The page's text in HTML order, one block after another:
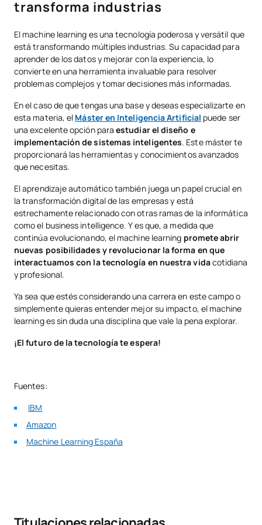
transforma industrias
El machine learning es una tecnología poderosa y versátil que
está transformando múltiples industrias. Su capacidad para
aprender de los datos y mejorar con la experiencia, lo
convierte en una herramienta invaluable para resolver
problemas complejos y tomar decisiones más informadas.
En el caso de que tengas una base y deseas especializarte en
esta materia, el Máster en Inteligencia Artificial puede ser
una excelente opción paraestudiar el diseño e
implementación de sistemas inteligentes. Este máster te
proporcionará las herramientas y conocimientos avanzados
que necesitas.
El aprendizaje automático también juega un papel crucial en
la transformación digital de las empresas y está
estrechamente relacionado con otras ramas de la informática
como el business intelligence. Y es que, a medida que
continúa evolucionando, el machine learning promete abrir
nuevas posibilidades y revolucionar la forma en que
interactuamos con la tecnología en nuestra vidacotidiana
y profesional.
Ya sea que estés considerando una carrera en este campo o
simplemente quieras entender mejor su impacto, el machine
learning es sin duda una disciplina que vale la pena explorar.
¡El futuro de la tecnología te espera!
Fuentes:
IBM
Amazon
Machine Learning España